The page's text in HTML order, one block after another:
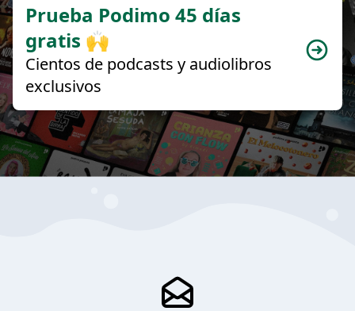
Prueba Podimo 45 días
gratis 🙌
Cientos de podcasts y audiolibros
exclusivos